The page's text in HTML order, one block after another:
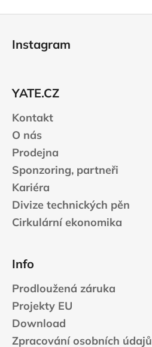
Instagram
YATE.CZ
Kontakt
O nás
Prodejna
Sponzoring, partneři
Kariéra
Divize technických pěn
Cirkulární ekonomika
Info
Prodloužená záruka
Projekty EU
Download
Zpracování osobních údajů